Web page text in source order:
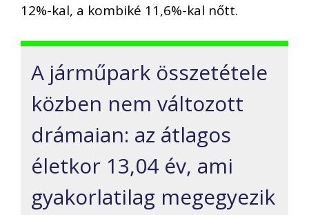
12%-kal, a kombiké 11,6%-kal nőtt.
A járműpark összetétele
közben nem változott
drámaian: az átlagos
életkor 13,04 év, ami
gyakorlatilag megegyezik